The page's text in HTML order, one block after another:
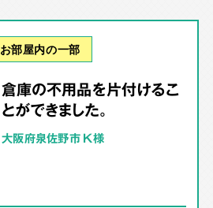
お部屋内の一部
倉庫の不用品を片付けるこ
とができました。
大阪府泉佐野市 K様